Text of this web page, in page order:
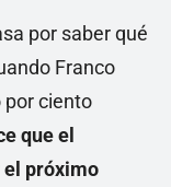
por saber qué
Franco
ciento
que el
próximo